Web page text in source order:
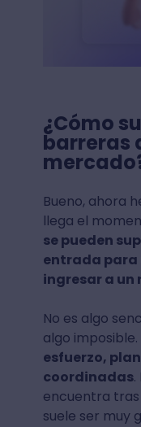
¿Cómo
barreras
Bueno, ahora
llega el
se pueden
entrada para
ingresar a un
No es algo
algo
esfuerzo,
coordinadas.
encuentra
suele ser muy